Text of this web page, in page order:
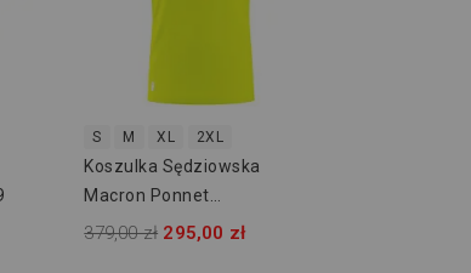
S M XL 2XL
Koszulka Sędziowska
Macron Ponnet
800000141500
379,00 zł 295,00 zł